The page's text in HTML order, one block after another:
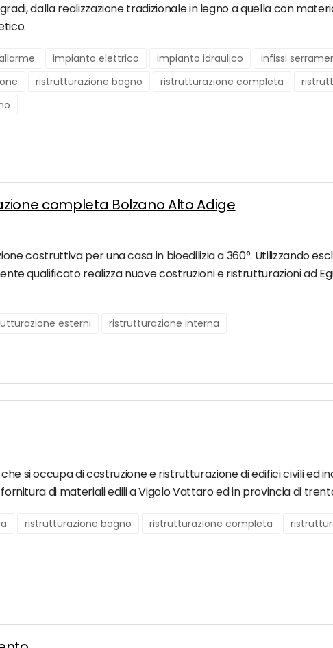
dalla realizzazione tradizionale in legno a quella con
impianto elettrico impianto idraulico
infissi
ristrutturazione bagno ristrutturazione completa
completa Bolzano Alto Adige
costruttiva per una casa in bioedilizia a 360°. Utilizzando
qualificato realizza nuove costruzioni e ristrutturazioni ad
esterni ristrutturazione interna
si occupa di costruzione e ristrutturazione di edifici civili ed
di materiali edili a Vigolo Vattaro ed in provincia di
ristrutturazione bagno ristrutturazione completa